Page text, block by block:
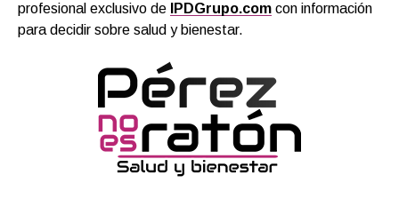
profesional exclusivo de
IPDGrupo.com con información
para decidir sobre salud y bienestar.